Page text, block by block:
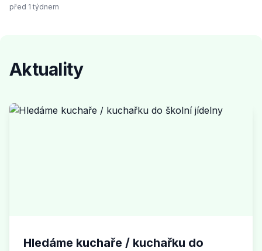
před 1 týdnem
Aktuality
Hledáme kuchaře / kuchařku do